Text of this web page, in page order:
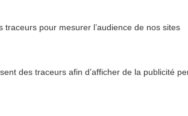
pour mesurer l’audience de nos sites
des traceurs afin d’afficher de la publicité